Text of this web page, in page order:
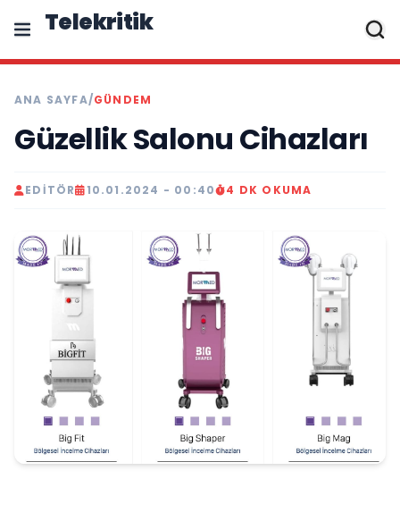
Telekritik
ANA SAYFA/GÜNDEM
Güzellik Salonu Cihazları
EDITÖR 10.01.2024 - 00:40 4 DK OKUMA